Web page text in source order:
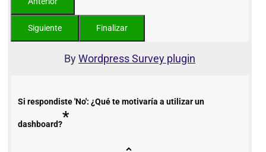
ByWordpress Survey plugin
Si respondiste 'No': ¿Qué te motivaría a utilizar un
dashboard?*